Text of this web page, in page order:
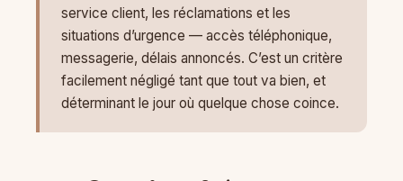
service client, les réclamations et les
situations d’urgence — accès téléphonique,
messagerie, délais annoncés. C’est un critère
facilement négligé tant que tout va bien, et
déterminant le jour où quelque chose coince.